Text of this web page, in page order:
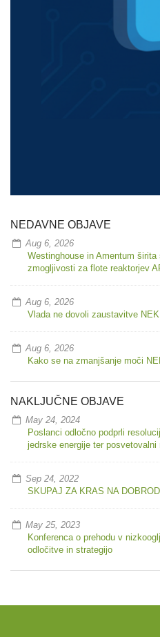
NEDAVNE OBJAVE
Aug 6, 2026
Westinghouse in Amentum
zmogljivosti za flote reaktorjev
Aug 6, 2026
Vlada ne dovoli zaustavitve NEK
Aug 6, 2026
Kako se na zmanjšanje moči
NAKLJUČNE OBJAVE
May 24, 2024
Poslanci odločno podprli
jedrske energije ter posvetovalni
Sep 24, 2022
SKUPAJ ZA KRAS NA
May 25, 2023
Konferenca o prehodu v
odločitve in strategijo